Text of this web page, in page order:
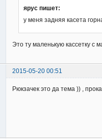
ярус пишет:
у меня задняя касета
Это ту маленькую кассетку с
2015-05-20 00:51
Рюкзачек это да тема )) ,